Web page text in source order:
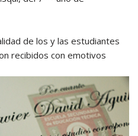
de los y las estudiantes
recibidos con emotivos